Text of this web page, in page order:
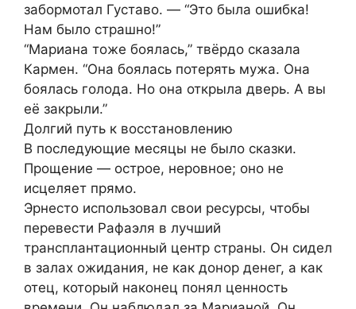
забормотал Густаво. — “Это была ошибка!
Нам было страшно!”
“Мариана тоже боялась,” твёрдо сказала
Кармен. “Она боялась потерять мужа. Она
боялась голода. Но она открыла дверь. А вы
её закрыли.”
Долгий путь к восстановлению
В последующие месяцы не было сказки.
Прощение — острое, неровное; оно не
исцеляет прямо.
Эрнесто использовал свои ресурсы, чтобы
перевести Рафаэля в лучший
трансплантационный центр страны. Он сидел
в залах ожидания, не как донор денег, а как
отец, который наконец понял ценность